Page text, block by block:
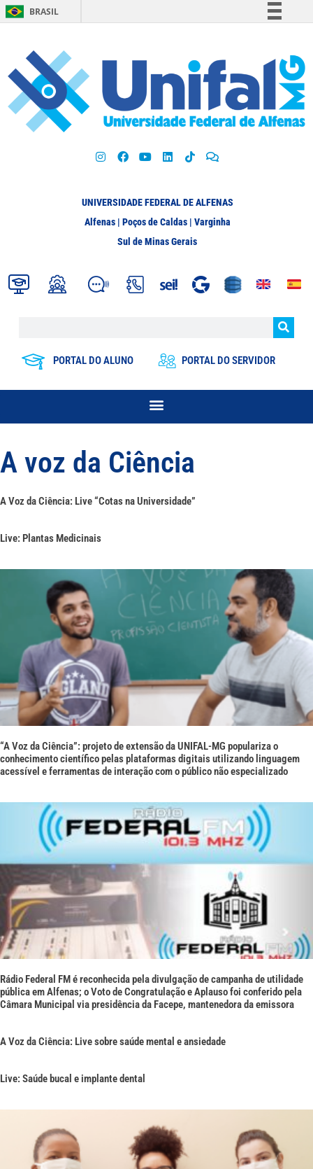
BRASIL
Participe
Acesso à informação
Legislação
UNIVERSIDADE FEDERAL DE ALFENAS
Alfenas | Poços de Caldas | Varginha
Sul de Minas Gerais
PORTAL DO ALUNO PORTAL DO SERVIDOR
A voz da Ciência
A Voz da Ciência: Live “Cotas na Universidade”
Live: Plantas Medicinais
“A Voz da Ciência”: projeto de extensão da UNIFAL-MG populariza o
conhecimento científico pelas plataformas digitais utilizando linguagem
acessível e ferramentas de interação com o público não especializado
Rádio Federal FM é reconhecida pela divulgação de campanha de utilidade
pública em Alfenas; o Voto de Congratulação e Aplauso foi conferido pela
Câmara Municipal via presidência da Facepe, mantenedora da emissora
A Voz da Ciência: Live sobre saúde mental e ansiedade
Live: Saúde bucal e implante dental